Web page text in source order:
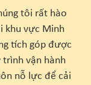
tôi rất hào
khu vực Minh
tích góp được
trình vận hành
nỗ lực để cải